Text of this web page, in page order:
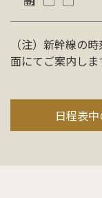
（注）新幹線の
面にてご案内しま
日程表